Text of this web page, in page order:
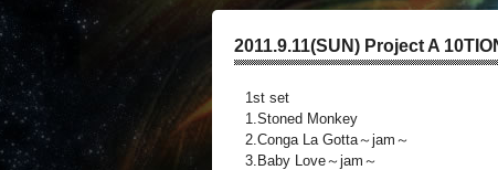
2011.9.11(SUN) Project A
1st set
1.Stoned Monkey
2.Conga La Gotta～jam～
3.Baby Love～jam～